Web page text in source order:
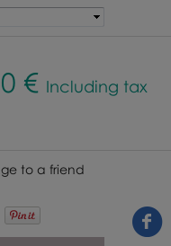
€ Including tax
to a friend